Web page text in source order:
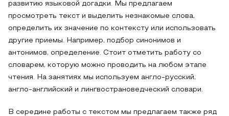
развитию языковой догадки. Мы предлагаем
просмотреть текст и выделить незнакомые слова,
определить их значение по контексту или использовать
другие приемы. Например, подбор синонимов и
антонимов, определение. Стоит отметить работу со
словарем, которую можно проводить на любом этапе
чтения. На занятиях мы используем англо-русский,
англо-английский и лингвострановедческий словари.
В середине работы с текстом мы предлагаем также ряд